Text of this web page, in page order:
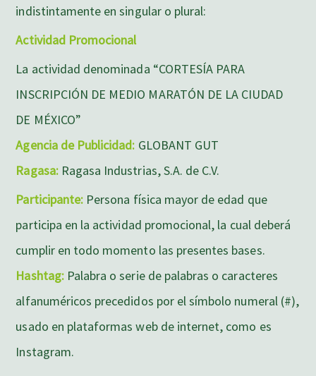
indistintamente en singular o plural:
Actividad Promocional
La actividad denominada “CORTESÍA PARA
INSCRIPCIÓN DE MEDIO MARATÓN DE LA CIUDAD
DE MÉXICO”
Agencia de Publicidad: GLOBANT GUT
Ragasa:Ragasa Industrias, S.A. de C.V.
Participante: Persona física mayor de edad que
participa en la actividad promocional, la cual deberá
cumplir en todo momento las presentes bases.
Hashtag:Palabra o serie de palabras o caracteres
alfanuméricos precedidos por el símbolo numeral (#),
usado en plataformas web de internet, como es
Instagram.